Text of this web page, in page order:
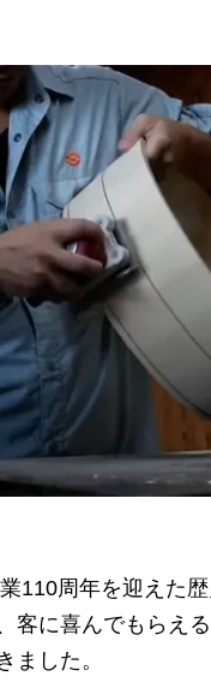
110周年を迎えた
客に喜んでもらえ
ました。